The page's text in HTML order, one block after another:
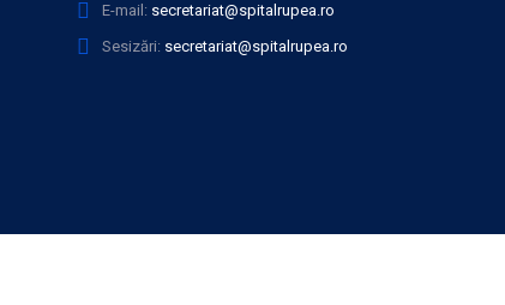
E-mail: secretariat@spitalrupea.ro
Sesizări: secretariat@spitalrupea.ro